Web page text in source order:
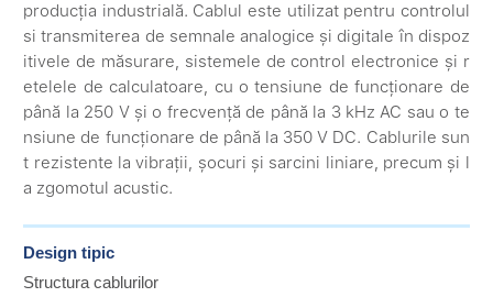
producția industrială. Cablul este utilizat pentru controlul
si transmiterea de semnale analogice și digitale în dispoz
itivele de măsurare, sistemele de control electronice și r
etelele de calculatoare, cu o tensiune de funcționare de
până la 250 V și o frecvență de până la 3 kHz AC sau o te
nsiune de funcționare de până la 350 V DC. Cablurile sun
t rezistente la vibrații, șocuri și sarcini liniare, precum și l
a zgomotul acustic.
Design tipic
Structura cablurilor